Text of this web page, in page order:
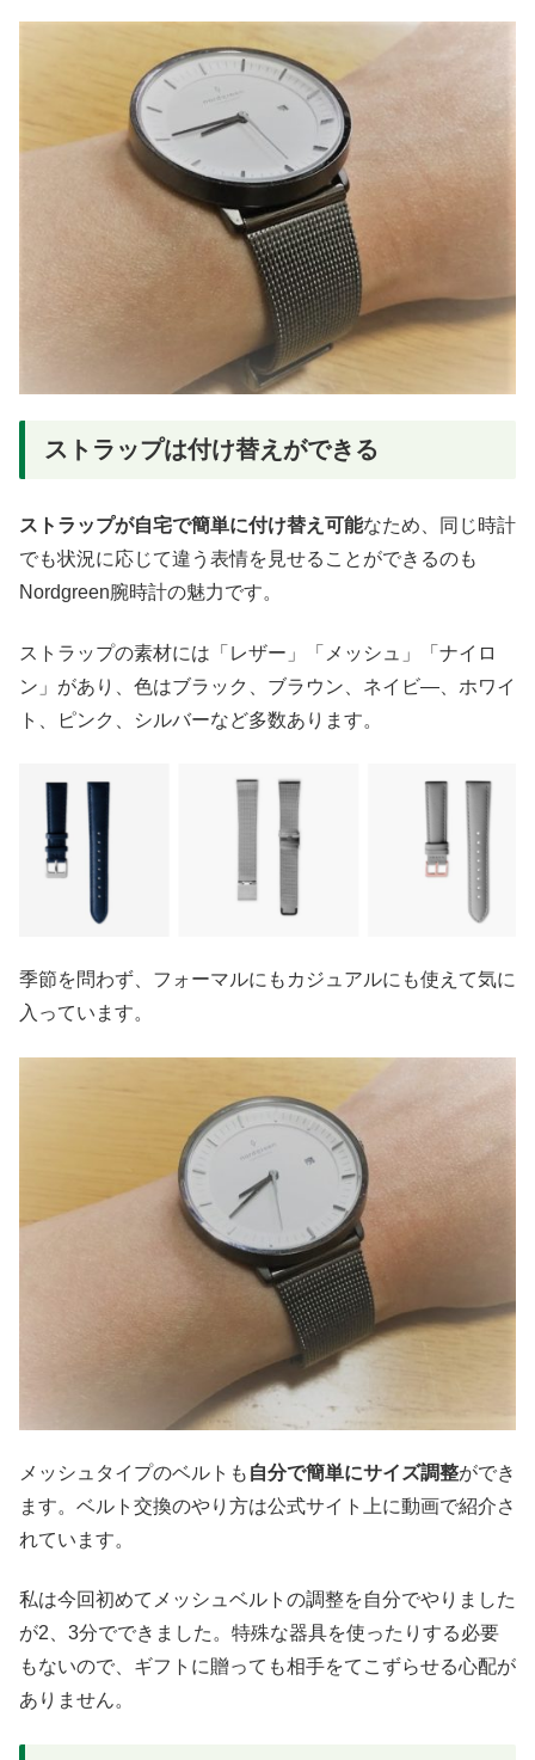
ストラップは付け替えができる
ストラップが自宅で簡単に付け替え可能なため、同じ時計
でも状況に応じて違う表情を見せることができるのも
Nordgreen腕時計の魅力です。
ストラップの素材には「レザー」「メッシュ」「ナイロ
ン」があり、色はブラック、ブラウン、ネイビ―、ホワイ
ト、ピンク、シルバーなど多数あります。
季節を問わず、フォーマルにもカジュアルにも使えて気に
入っています。
メッシュタイプのベルトも 自分で簡単にサイズ調整ができ
ます。ベルト交換のやり方は公式サイト上に動画で紹介さ
れています。
私は今回初めてメッシュベルトの調整を自分でやりました
が2、3分でできました。特殊な器具を使ったりする必要
もないので、ギフトに贈っても相手をてこずらせる心配が
ありません。